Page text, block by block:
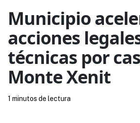
Municipio
acciones
técnicas por
Monte Xenit
1 minutos de lectura